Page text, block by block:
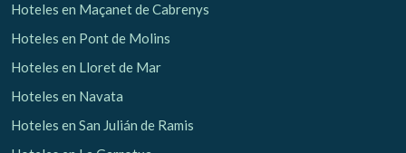
Hoteles en Maçanet de Cabrenys
Hoteles en Pont de Molins
Hoteles en Lloret de Mar
Hoteles en Navata
Hoteles en San Julián de Ramis